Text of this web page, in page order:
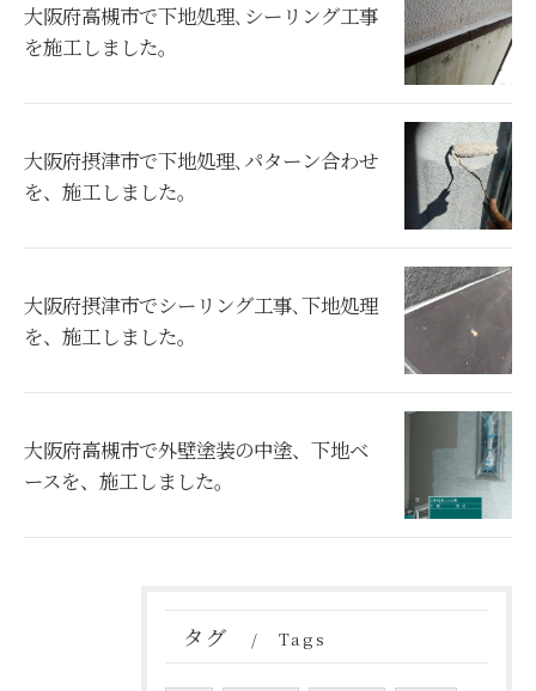
大阪府高槻市で下地処理､シーリング工事
を施工しました。
大阪府摂津市で下地処理､パターン合わせ
を、施工しました。
大阪府摂津市でシーリング工事､下地処理
を、施工しました。
大阪府高槻市で外壁塗装の中塗、下地ベ
ースを、施工しました。
タグ Tags